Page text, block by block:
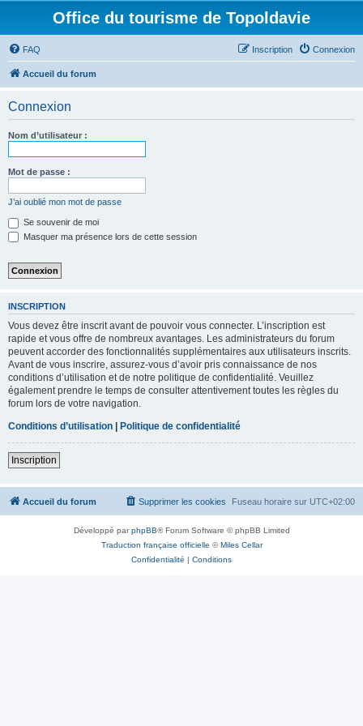
Office du tourisme de Topoldavie
FAQ Connexion
Inscription
Accueil du forum
Connexion
Nom d’utilisateur :
Mot de passe :
J’ai oublié mon mot de passe
Se souvenir de moi
Masquer ma présence lors de cette session
INSCRIPTION
Vous devez être inscrit avant de pouvoir vous connecter. L’inscription est
rapide et vous offre de nombreux avantages. Les administrateurs du forum
peuvent accorder des fonctionnalités supplémentaires aux utilisateurs inscrits.
Avant de vous inscrire, assurez-vous d’avoir pris connaissance de nos
conditions d’utilisation et de notre politique de confidentialité. Veuillez
également prendre le temps de consulter attentivement toutes les règles du
forum lors de votre navigation.
Conditions d’utilisation | Politique de confidentialité
Inscription
Accueil du forum Fuseau horaire sur UTC+02:00
Supprimer les cookies
Développé parphpBB® Forum Software © phpBB Limited
Traduction française officielle ©Miles Cellar
Confidentialité | Conditions